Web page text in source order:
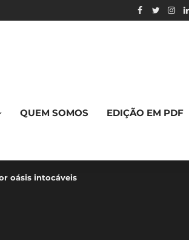
QUEM SOMOS EDIÇÃO EM PDF
oásis intocáveis